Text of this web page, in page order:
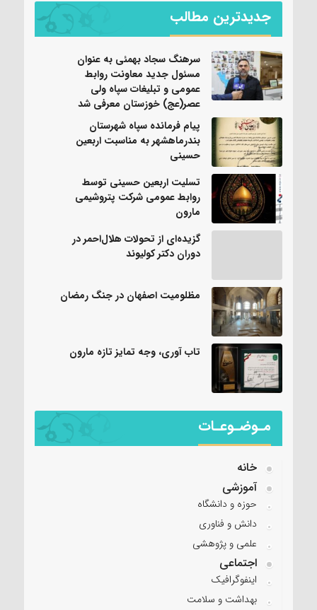
جدیدترین مطالب
سرهنگ سجاد بهمئی به عنوان
مسئول جدید معاونت روابط
عمومی و تبلیغات سپاه ولی
عصر(عج) خوزستان معرفی شد
پیام فرمانده سپاه شهرستان
بندرماهشهر به مناسبت اربعین
حسینی
تسلیت اربعین حسینی توسط
روابط عمومی شرکت پتروشیمی
مارون
گزیده‌ای از تحولات هلال‌احمر در
دوران دکتر کولیوند
مظلومیت اصفهان در جنگ رمضان
تاب آوری، وجه تمایز تازه مارون
مـوضـوعـات
خانه
آموزشی
حوزه و دانشگاه
دانش و فناوری
علمی و پژوهشی
اجتماعی
اینفوگرافیک
بهداشت و سلامت